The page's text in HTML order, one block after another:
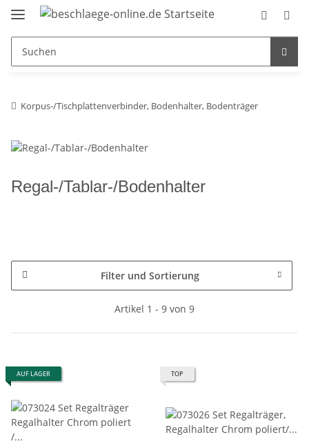
Korpus-/Tischplattenverbinder, Bodenhalter, Bodenträger
Regal-/Tablar-/Bodenhalter
Filter und Sortierung
Artikel 1 - 9 von 9
AUF LAGER TOP